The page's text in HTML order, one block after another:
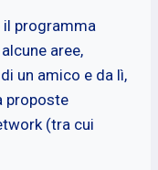
programma
aree,
un amico e da lì,
proposte
(tra cui